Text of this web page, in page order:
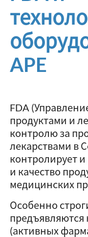
APE
FDA
продуктами и
контролю за
лекарствами в
контролирует и
и качество
медицинских
Особенно
предъявляются
(активных